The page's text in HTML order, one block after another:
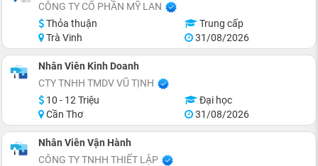
CÔNG TY CỔ PHẦN MỸ LAN
Thỏa thuận
Trung cấp
Trà Vinh
31/08/2026
Nhân Viên Kinh Doanh
CTY TNHH TMDV VŨ TỊNH
10 - 12 Triệu
Đại học
Cần Thơ
31/08/2026
Nhân Viên Vận Hành
CÔNG TY TNHH THIẾT LẬP